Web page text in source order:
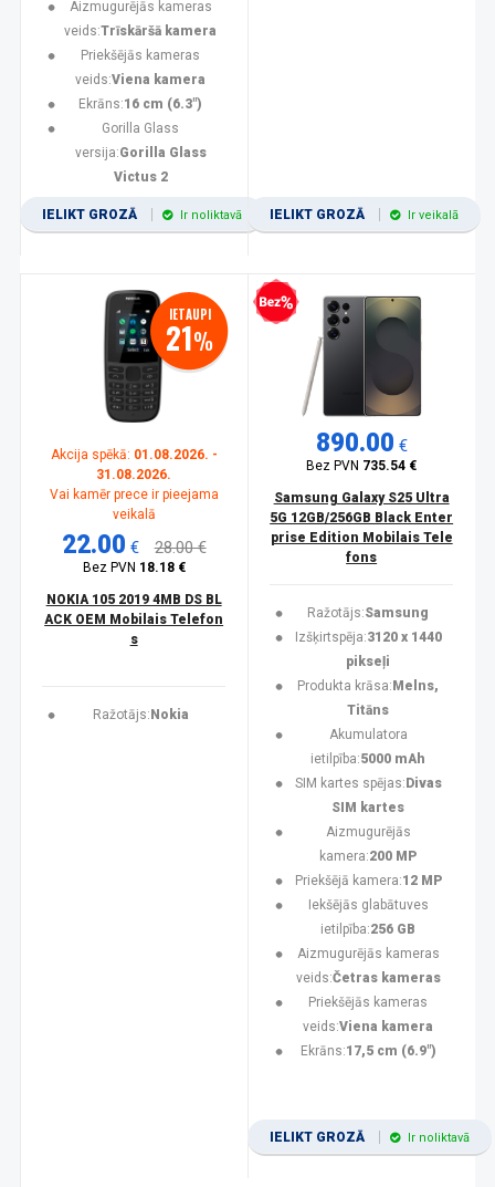
Aizmugurējās kameras
veids:Trīskāršā kamera
Priekšējās kameras
veids:Viena kamera
Ekrāns:16 cm (6.3")
Gorilla Glass
versija:Gorilla Glass
Victus 2
IELIKT GROZĀ Ir noliktavā IELIKT GROZĀ Ir veikalā
IETAUPI
21%
Akcija spēkā: 01.08.2026. -
31.08.2026.
Vai kamēr prece ir pieejama
veikalā
22.00 € 28.00 €
Bez PVN 18.18 €
NOKIA 105 2019 4MB DS BL
ACK OEM Mobilais Telefon
s
Ražotājs: Nokia
Bezprocentu kredīts
890.00 €
Bez PVN 735.54 €
Samsung Galaxy S25 Ultra
5G 12GB/256GB Black Enter
prise Edition Mobilais Tele
fons
Ražotājs:Samsung
Izšķirtspēja:3120 x 1440
pikseļi
Produkta krāsa: Melns,
Titāns
Akumulatora
ietilpība:5000 mAh
SIM kartes spējas: Divas
SIM kartes
Aizmugurējās
kamera:200 MP
Priekšējā kamera:12 MP
Iekšējās glabātuves
ietilpība:256 GB
Aizmugurējās kameras
veids:Četras kameras
Priekšējās kameras
veids:Viena kamera
Ekrāns:17,5 cm (6.9")
IELIKT GROZĀ Ir noliktavā